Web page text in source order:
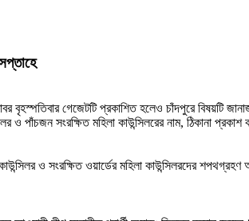
গেজেটটি প্রকাশিত হলেও চাঁদপুরে বিষয়টি
ও পাঁচজন সংরক্ষিত মহিলা কাউন্সিলরের নাম, ঠিকানা প্রকাশ
ও সংরক্ষিত ওয়ার্ডের মহিলা কাউন্সিলরদের